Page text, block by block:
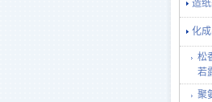
造
化
松
若
聚